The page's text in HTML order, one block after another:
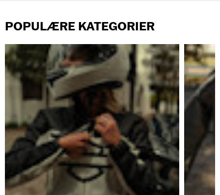
POPULÆRE KATEGORIER